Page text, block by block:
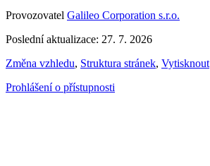
Provozovatel Galileo Corporation s.r.o.
Poslední aktualizace: 27. 7. 2026
Změna vzhledu, Struktura stránek, Vytisknout
Prohlášení o přístupnosti